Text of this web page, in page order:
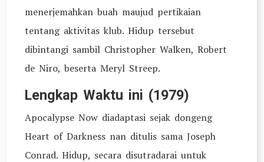
menerjemahkan buah maujud pertikaian
tentang aktivitas klub. Hidup tersebut
dibintangi sambil Christopher Walken, Robert
de Niro, beserta Meryl Streep.
Lengkap Waktu ini (1979)
Apocalypse Now diadaptasi sejak dongeng
Heart of Darkness nan ditulis sama Joseph
Conrad. Hidup, secara disutradarai untuk